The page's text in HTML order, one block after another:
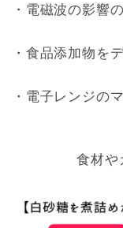
・電磁波の影響
・食品添加物を
・電子レンジの
食材や